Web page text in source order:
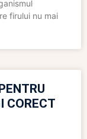
firului nu mai
CORECT